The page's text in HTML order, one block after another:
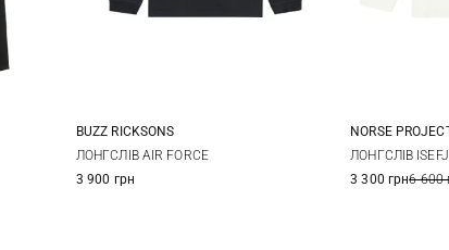
M L
BUZZ RICKSONS
ЛОНГСЛІВ AIR FORCE
3 900 грн
S
NORSE
ЛОНГСЛІВ
3 300 грн6 600